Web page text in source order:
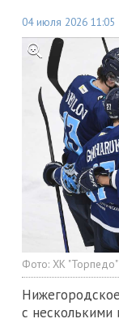
04 июля 2026 11:05
Фото: ХК "Торпедо"
с несколькими